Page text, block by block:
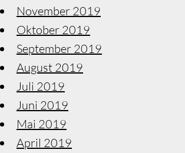
November 2019
Oktober 2019
September 2019
August 2019
Juli 2019
Juni 2019
Mai 2019
April 2019